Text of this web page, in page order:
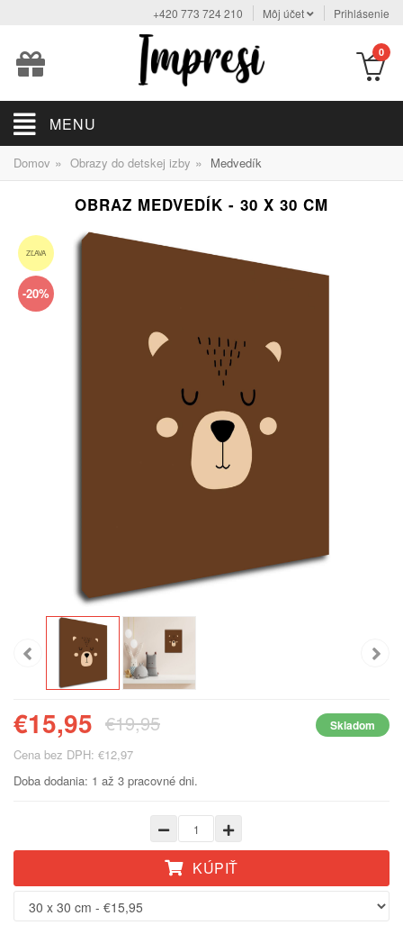
+420 773 724 210 Môj účet Prihlásenie
0
MENU
Domov » Obrazy do detskej izby » Medvedík
OBRAZ MEDVEDÍK - 30 X 30 CM
ZĽAVA
-20%
€15,95 €19,95 Skladom
Cena bez DPH: €12,97
Doba dodania: 1 až 3 pracovné dni.
KÚPIŤ